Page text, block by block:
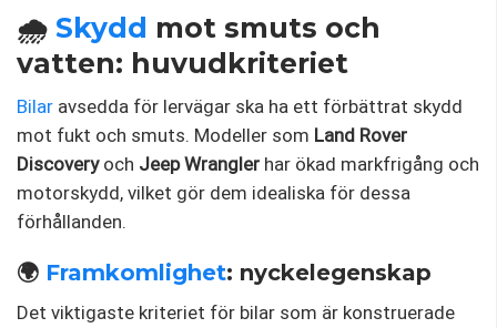
🌧️ Skydd mot smuts och
vatten: huvudkriteriet
Bilar avsedda för lervägar ska ha ett förbättrat skydd
mot fukt och smuts. Modeller som Land Rover
Discoveryoch Jeep Wrangler har ökad markfrigång och
motorskydd, vilket gör dem idealiska för dessa
förhållanden.
🌍 Framkomlighet: nyckelegenskap
Det viktigaste kriteriet för bilar som är konstruerade